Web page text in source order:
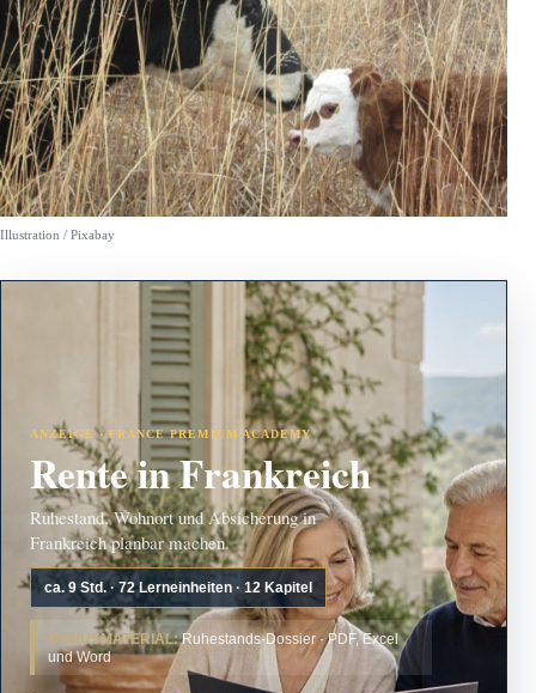
Illustration / Pixabay
ANZEIGE · FRANCE PREMIUM ACADEMY
Rente in Frankreich
Ruhestand, Wohnort und Absicherung in
Frankreich planbar machen.
ca. 9 Std. · 72 Lerneinheiten · 12 Kapitel
BONUSMATERIAL:Ruhestands-Dossier · PDF, Excel
und Word